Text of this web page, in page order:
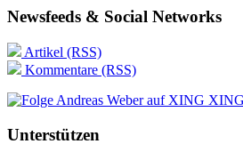
Newsfeeds & Social Networks
Artikel (RSS)
Kommentare (RSS)
XING
Unterstützen